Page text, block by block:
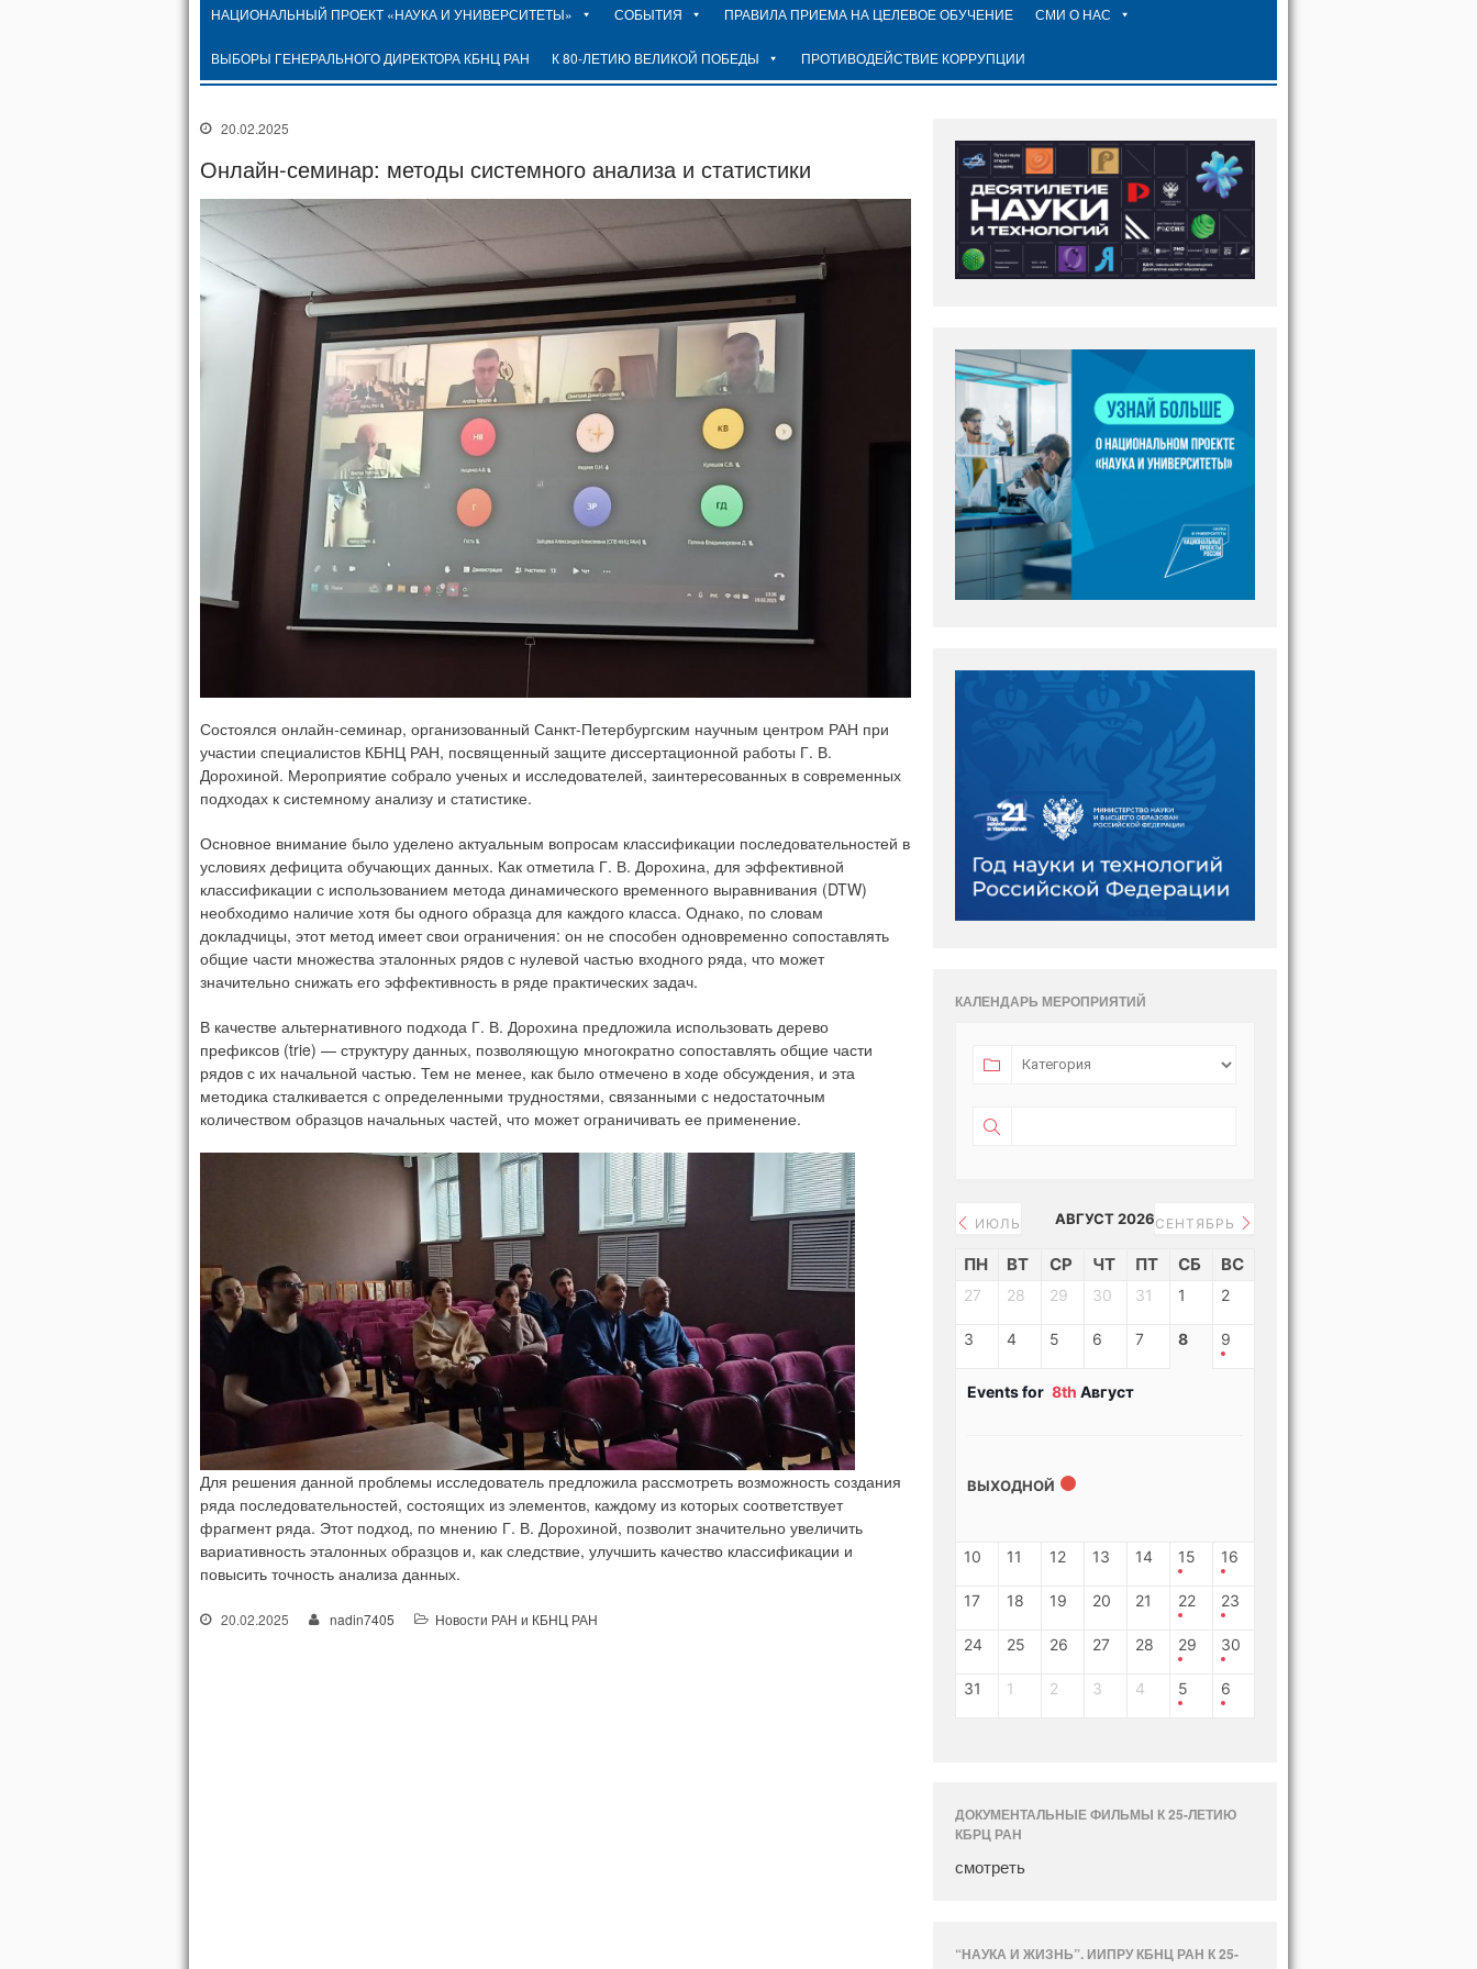
НАЦИОНАЛЬНЫЙ ПРОЕКТ «НАУКА И УНИВЕРСИТЕТЫ» СОБЫТИЯ ПРАВИЛА ПРИЕМА НА ЦЕЛЕВОЕ ОБУЧЕНИЕ СМИ О НАС
ВЫБОРЫ ГЕНЕРАЛЬНОГО ДИРЕКТОРА КБНЦ РАН К 80-ЛЕТИЮ ВЕЛИКОЙ ПОБЕДЫ ПРОТИВОДЕЙСТВИЕ КОРРУПЦИИ
20.02.2025
Онлайн-семинар: методы системного анализа и статистики
Состоялся онлайн-семинар, организованный Санкт-Петербургским научным центром РАН при
участии специалистов КБНЦ РАН, посвященный защите диссертационной работы Г. В.
Дорохиной. Мероприятие собрало ученых и исследователей, заинтересованных в современных
подходах к системному анализу и статистике.
Основное внимание было уделено актуальным вопросам классификации последовательностей в
условиях дефицита обучающих данных. Как отметила Г. В. Дорохина, для эффективной
классификации с использованием метода динамического временного выравнивания (DTW)
необходимо наличие хотя бы одного образца для каждого класса. Однако, по словам
докладчицы, этот метод имеет свои ограничения: он не способен одновременно сопоставлять
общие части множества эталонных рядов с нулевой частью входного ряда, что может
значительно снижать его эффективность в ряде практических задач.
В качестве альтернативного подхода Г. В. Дорохина предложила использовать дерево
префиксов (trie) — структуру данных, позволяющую многократно сопоставлять общие части
рядов с их начальной частью. Тем не менее, как было отмечено в ходе обсуждения, и эта
методика сталкивается с определенными трудностями, связанными с недостаточным
количеством образцов начальных частей, что может ограничивать ее применение.
Для решения данной проблемы исследователь предложила рассмотреть возможность создания
ряда последовательностей, состоящих из элементов, каждому из которых соответствует
фрагмент ряда. Этот подход, по мнению Г. В. Дорохиной, позволит значительно увеличить
вариативность эталонных образцов и, как следствие, улучшить качество классификации и
повысить точность анализа данных.
20.02.2025 nadin7405 Новости РАН и КБНЦ РАН
КАЛЕНДАРЬ МЕРОПРИЯТИЙ
ИЮЛЬ АВГУСТ 2026СЕНТЯБРЬ
ПН ВТ СР ЧТ ПТ СБ ВС
27 28 29 30 31 1 2
3 4 5 6 7 8 9
Events for 8th Август
ВЫХОДНОЙ
10 11 12 13 14 15 16
17 18 19 20 21 22 23
24 25 26 27 28 29 30
31 1 2 3 4 5 6
ДОКУМЕНТАЛЬНЫЕ ФИЛЬМЫ К 25-ЛЕТИЮ
КБРЦ РАН
смотреть
“НАУКА И ЖИЗНЬ”. ИИПРУ КБНЦ РАН К 25-